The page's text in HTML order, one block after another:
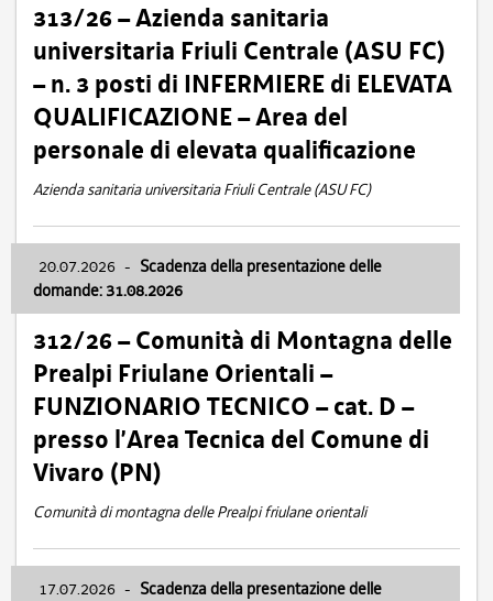
313/26 – Azienda sanitaria
universitaria Friuli Centrale (ASU FC)
– n. 3 posti di INFERMIERE di ELEVATA
QUALIFICAZIONE – Area del
personale di elevata qualificazione
Azienda sanitaria universitaria Friuli Centrale (ASU FC)
20.07.2026 - Scadenza della presentazione delle
domande: 31.08.2026
312/26 – Comunità di Montagna delle
Prealpi Friulane Orientali –
FUNZIONARIO TECNICO – cat. D –
presso l’Area Tecnica del Comune di
Vivaro (PN)
Comunità di montagna delle Prealpi friulane orientali
17.07.2026 - Scadenza della presentazione delle